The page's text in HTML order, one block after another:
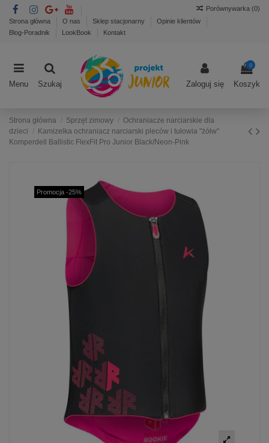
Strona główna O nas Sklep stacjonarny
Opinie klientów
Blog-Poradnik
LookBook Kontakt
Porównywarka (0)
Menu Szukaj Zaloguj się
0
Koszyk
Strona główna Sprzęt zimowy
Ochraniacze narciarskie dla
dzieci
Kamizelka ochraniacz narciarski pleców i tułowia "żółw"
Komperdell Ballistic FlexFit Pro Junior Black/Neon-Pink
Promocja -25%